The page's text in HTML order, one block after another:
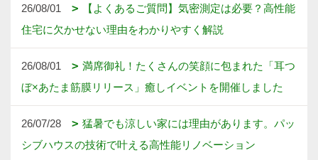
26/08/01
【よくあるご質問】気密測定は必要？高性能
住宅に欠かせない理由をわかりやすく解説
26/08/01
満席御礼！たくさんの笑顔に包まれた「耳つ
ぼ×あたま筋膜リリース」癒しイベントを開催しました
26/07/28
猛暑でも涼しい家には理由があります。パッ
シブハウスの技術で叶える高性能リノベーション